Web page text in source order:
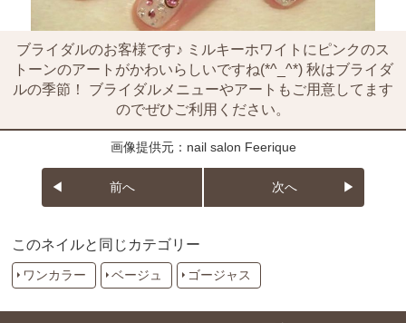
ブライダルのお客様です♪ ミルキーホワイトにピンクのス
トーンのアートがかわいらしいですね(*^_^*) 秋はブライダ
ルの季節！ ブライダルメニューやアートもご用意してます
のでぜひご利用ください。
画像提供元：nail salon Feerique
前へ 次へ
このネイルと同じカテゴリー
ワンカラー ベージュ ゴージャス